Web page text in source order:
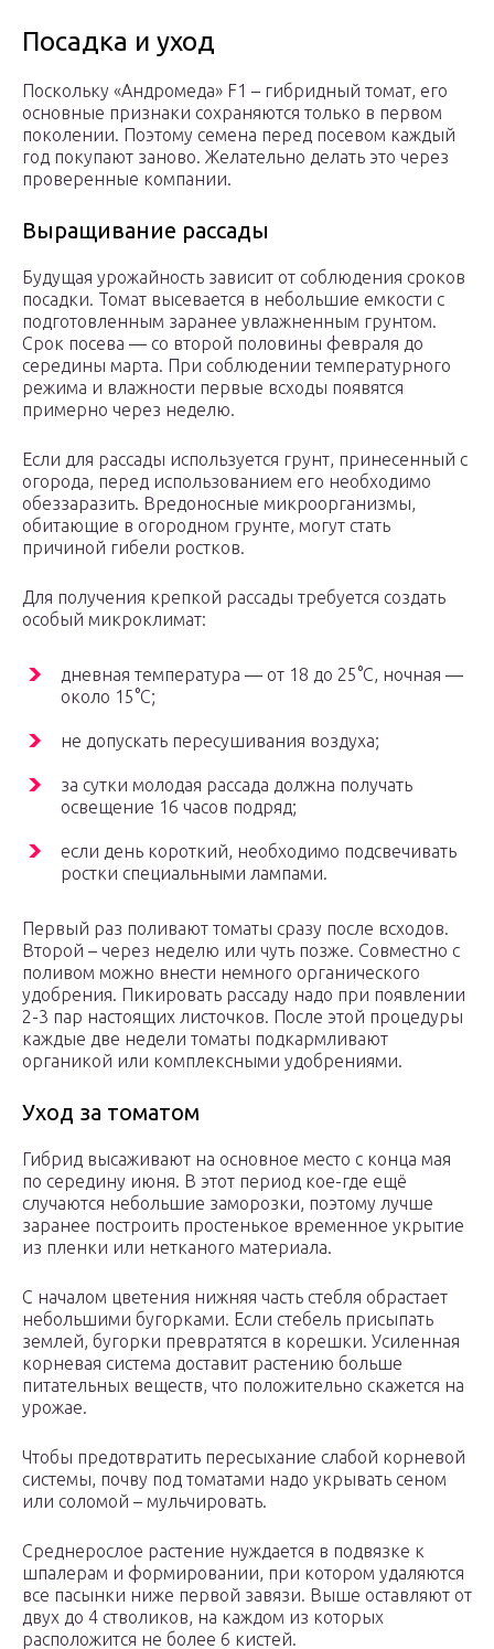
Посадка и уход
Поскольку «Андромеда» F1 – гибридный томат, его
основные признаки сохраняются только в первом
поколении. Поэтому семена перед посевом каждый
год покупают заново. Желательно делать это через
проверенные компании.
Выращивание рассады
Будущая урожайность зависит от соблюдения сроков
посадки. Томат высевается в небольшие емкости с
подготовленным заранее увлажненным грунтом.
Срок посева — со второй половины февраля до
середины марта. При соблюдении температурного
режима и влажности первые всходы появятся
примерно через неделю.
Если для рассады используется грунт, принесенный с
огорода, перед использованием его необходимо
обеззаразить. Вредоносные микроорганизмы,
обитающие в огородном грунте, могут стать
причиной гибели ростков.
Для получения крепкой рассады требуется создать
особый микроклимат:
дневная температура — от 18 до 25°C, ночная —
около 15°C;
не допускать пересушивания воздуха;
за сутки молодая рассада должна получать
освещение 16 часов подряд;
если день короткий, необходимо подсвечивать
ростки специальными лампами.
Первый раз поливают томаты сразу после всходов.
Второй – через неделю или чуть позже. Совместно с
поливом можно внести немного органического
удобрения. Пикировать рассаду надо при появлении
2-3 пар настоящих листочков. После этой процедуры
каждые две недели томаты подкармливают
органикой или комплексными удобрениями.
Уход за томатом
Гибрид высаживают на основное место с конца мая
по середину июня. В этот период кое-где ещё
случаются небольшие заморозки, поэтому лучше
заранее построить простенькое временное укрытие
из пленки или нетканого материала.
С началом цветения нижняя часть стебля обрастает
небольшими бугорками. Если стебель присыпать
землей, бугорки превратятся в корешки. Усиленная
корневая система доставит растению больше
питательных веществ, что положительно скажется на
урожае.
Чтобы предотвратить пересыхание слабой корневой
системы, почву под томатами надо укрывать сеном
или соломой – мульчировать.
Среднерослое растение нуждается в подвязке к
шпалерам и формировании, при котором удаляются
все пасынки ниже первой завязи. Выше оставляют от
двух до 4 стволиков, на каждом из которых
расположится не более 6 кистей.